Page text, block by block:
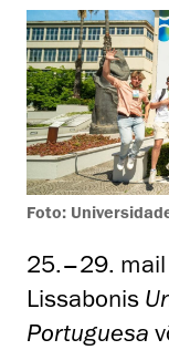
Foto:
25.–29.
Lissabonis
Portuguesa